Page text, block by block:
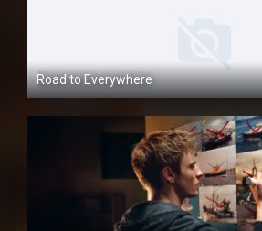
Road to Everywhere
1080P